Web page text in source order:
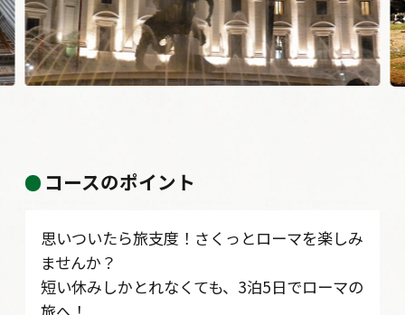
コースのポイント
思いついたら旅支度！さくっとローマを楽しみ
ませんか？
短い休みしかとれなくても、3泊5日でローマの